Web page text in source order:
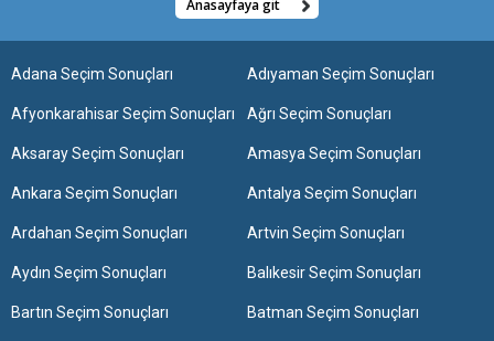
Anasayfaya git
Adana Seçim Sonuçları Adıyaman Seçim Sonuçları
Afyonkarahisar Seçim Sonuçları Ağrı Seçim Sonuçları
Aksaray Seçim Sonuçları Amasya Seçim Sonuçları
Ankara Seçim Sonuçları Antalya Seçim Sonuçları
Ardahan Seçim Sonuçları Artvin Seçim Sonuçları
Aydın Seçim Sonuçları Balıkesir Seçim Sonuçları
Bartın Seçim Sonuçları Batman Seçim Sonuçları